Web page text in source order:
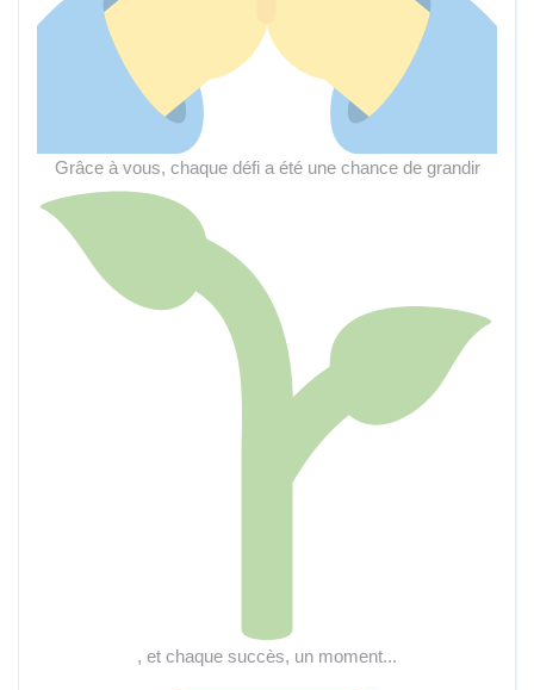
Grâce à vous, chaque défi a été une chance de grandir
, et chaque succès, un moment...